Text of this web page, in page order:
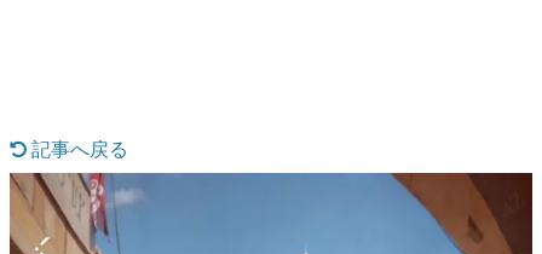
なんでゲームは面白い？
ゲーム開発者・hamatsu氏がゲームの魅力を画面や操作の
具体的な形から解き明かしていく、硬派で骨太な評論連載
記事へ戻る